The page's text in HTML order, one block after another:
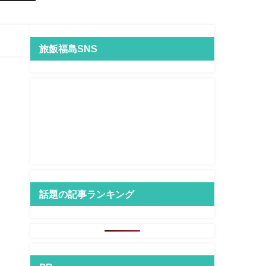
旅飯福島SNS
話題の記事ランキング